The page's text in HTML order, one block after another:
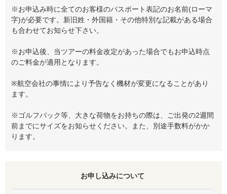
※お申込み時に全てのお客様のパスポート表記のお名前(ローマ
字)が必要です。新旧姓・外国籍・その他特別な記載がある場合
も合わせてお知らせ下さい。
※お申込後、当ツアーの料金改定があった場合でもお申込時点
のご料金が適用となります。
※航空会社の事情により予告なく機材が変更になることがあり
ます。
※ゴルフバック等、大きな荷物をお持ちの際は、ご出発の2週間
前までにサイズをお知らせください。また、別途手数料がかか
ります。
お申し込みについて